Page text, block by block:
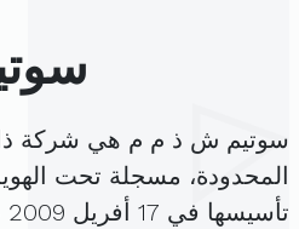
سوتيم ش ذ م م هي شركة
المحدودة، مسجلة تحت
تأسيسها في 17 أفريل 2009 برأس مال قدره